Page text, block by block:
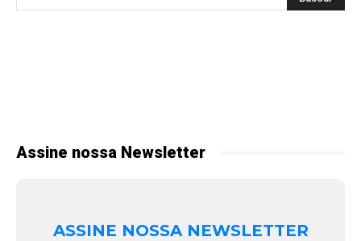
Assine nossa Newsletter
ASSINE NOSSA NEWSLETTER